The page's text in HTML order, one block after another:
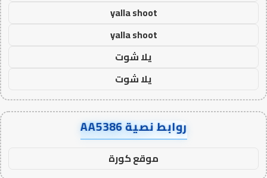
yalla shoot
yalla shoot
يلا شوت
يلا شوت
روابط نصية AA5386
موقع كورة